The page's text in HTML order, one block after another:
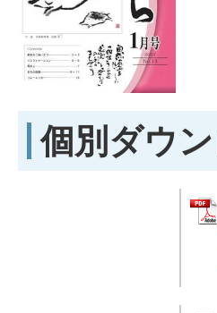
個別ダウ